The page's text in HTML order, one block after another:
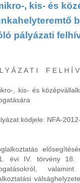
, kis- és
pályázati
Y Á Z A T I F E L H Í
, kis- és
kódjele: NFA-
évi IV. törvény 18.